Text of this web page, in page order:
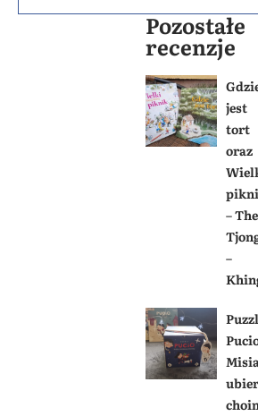
Pozostałe
recenzje
jest
tort
oraz
– The
–
Misia